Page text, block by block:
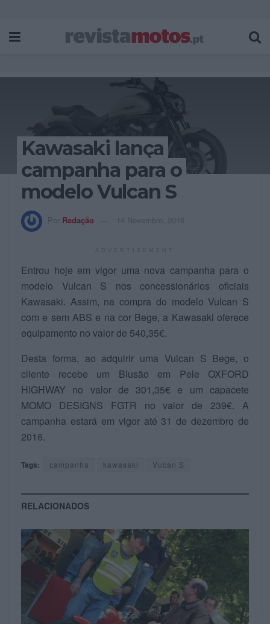
Kawasaki lança
campanha para o
modelo Vulcan S
Por Redação 14 Novembro, 2016
Entrou hoje em vigor uma nova campanha para o
modelo Vulcan S nos concessionários oficiais
Kawasaki. Assim, na compra do modelo Vulcan S
com e sem ABS e na cor Bege, a Kawasaki oferece
equipamento no valor de 540,35€.
Desta forma, ao adquirir uma Vulcan S Bege, o
cliente recebe um Blusão em Pele OXFORD
HIGHWAY no valor de 301,35€ e um capacete
MOMO DESIGNS FGTR no valor de 239€. A
campanha estará em vigor até 31 de dezembro de
2016.
Tags: campanha kawasaki Vucan S
RELACIONADOS